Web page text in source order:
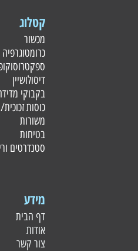
קטלוג
מכשור
כרומטוגרפיה
דיסולושיין
בקבוקי
כוסות
משורות
בטיחות
סטנדרטים
מידע
דף הבית
אודות
צור קשר